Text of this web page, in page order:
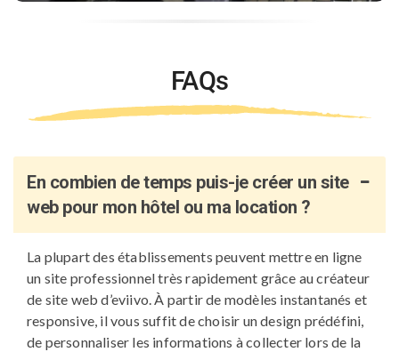
FAQs
En combien de temps puis-je créer un site
web pour mon hôtel ou ma location ?
La plupart des établissements peuvent mettre en ligne
un site professionnel très rapidement grâce au créateur
de site web d’eviivo. À partir de modèles instantanés et
responsive, il vous suffit de choisir un design prédéfini,
de personnaliser les informations à collecter lors de la